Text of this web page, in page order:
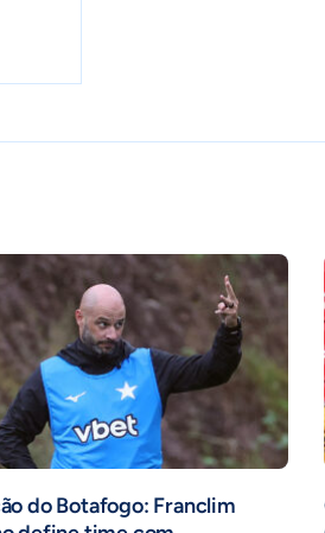
do Botafogo: Franclim